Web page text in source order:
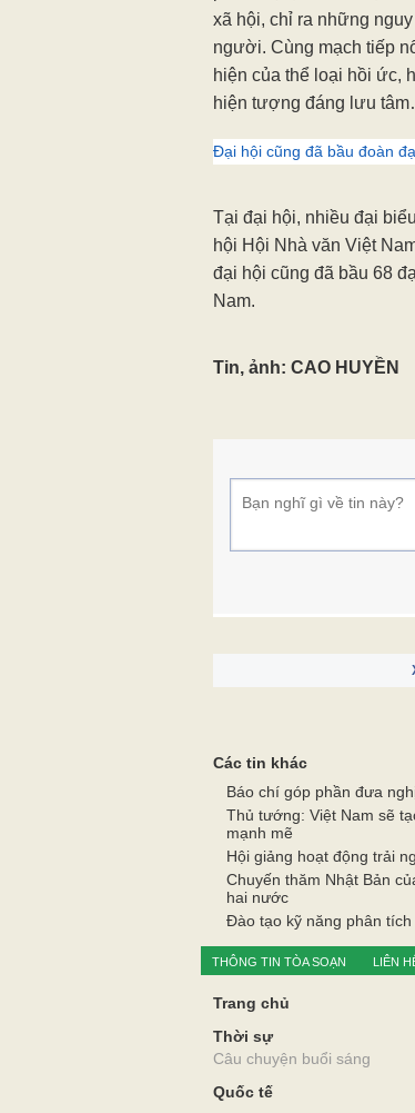
thức biểu đạt. Điều nhận
lảng tránh bất cứ một đề
đã thể hiện trách nhiệm,
cũng như với sự phát
Những tác phẩm sáng
phản biện, cảnh báo,
xã hội, chỉ ra những
hiện của thể loại hồi ức,
Tại đại hội, nhiều đại
đại hội cũng đã bầu 68
Tin, ảnh: CAO HUYỀN
Các tin khác
Báo chí góp phần đưa
Thủ tướng: Việt Nam sẽ